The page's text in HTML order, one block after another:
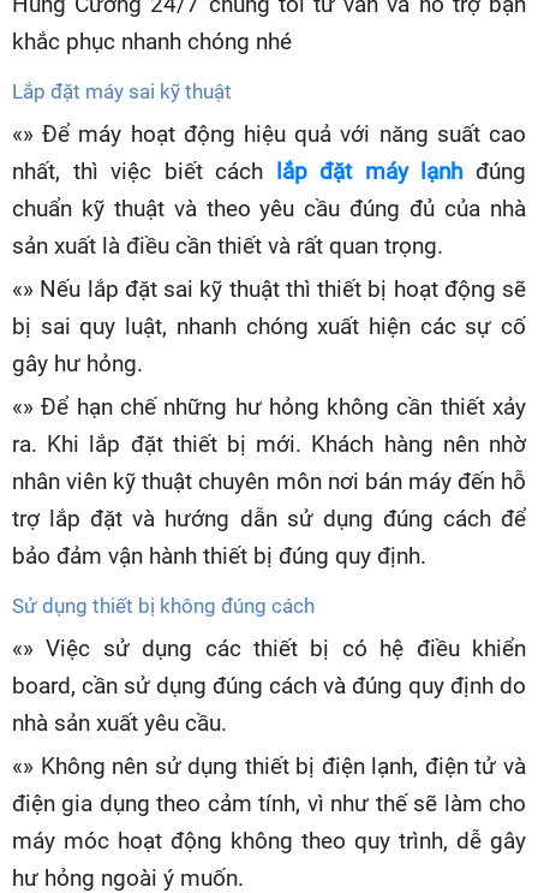
khắc phục nhanh chóng nhé
Lắp đặt máy sai kỹ thuật
«» Để máy hoạt động hiệu quả với năng suất cao
nhất, thì việc biết cách lắp đặt máy lạnh đúng
chuẩn kỹ thuật và theo yêu cầu đúng đủ của nhà
sản xuất là điều cần thiết và rất quan trọng.
«» Nếu lắp đặt sai kỹ thuật thì thiết bị hoạt động sẽ
bị sai quy luật, nhanh chóng xuất hiện các sự cố
gây hư hỏng.
«» Để hạn chế những hư hỏng không cần thiết xảy
ra. Khi lắp đặt thiết bị mới. Khách hàng nên nhờ
nhân viên kỹ thuật chuyên môn nơi bán máy đến hỗ
trợ lắp đặt và hướng dẫn sử dụng đúng cách để
bảo đảm vận hành thiết bị đúng quy định.
Sử dụng thiết bị không đúng cách
«» Việc sử dụng các thiết bị có hệ điều khiển
board, cần sử dụng đúng cách và đúng quy định do
nhà sản xuất yêu cầu.
«» Không nên sử dụng thiết bị điện lạnh, điện tử và
điện gia dụng theo cảm tính, vì như thế sẽ làm cho
máy móc hoạt động không theo quy trình, dễ gây
hư hỏng ngoài ý muốn.